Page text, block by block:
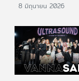
8 มิถุนายน 2026